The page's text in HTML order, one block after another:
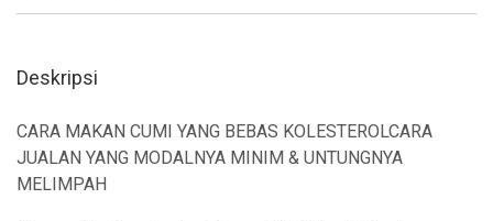
Deskripsi
CARA MAKAN CUMI YANG BEBAS KOLESTEROLCARA
JUALAN YANG MODALNYA MINIM & UNTUNGNYA
MELIMPAH